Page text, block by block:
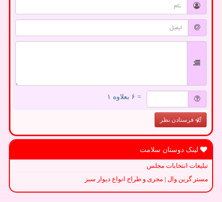
= ۶ بعلاوه ۱
فرستادن نظر
لینک دوستان سلامت
تبلیغات انتخابات مجلس
مستر گرین وال | مجری و طراح انواع دیوار سبز